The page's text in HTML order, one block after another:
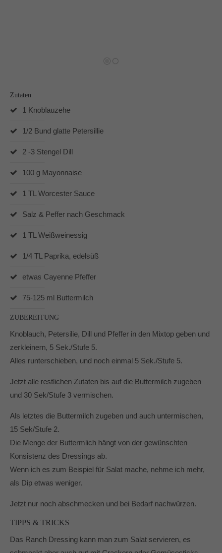
Ich koche und backe mit Leidenschaft.
Pampered Chef® und der Thermomix® TM6.
den Produkten von Pampered Chef.
Zutaten
1 Knoblauzehe
1/2 Bund glatte Petersillie
2 -3 Stengel Dill
100 g Mayonnaise
1 TL Worcester Sauce
Salz & Peffer nach Geschmack
1 TL Weißweinessig
1/4 TL Paprika, edelsüß
etwas Cayenne Pfeffer
75-125 ml Buttermilch
ZUBEREITUNG
Knoblauch, Petersilie, Dill und Pfeffer in den Mixtop geben und
zerkleinern, 5 Sek./Stufe 5.
Alles runterschieben, und noch einmal 5 Sek./Stufe 5.
Jetzt alle restlichen Zutaten bis auf die Buttermilch zugeben
und 30 Sek/Stufe 3 vermischen.
Als letztes die Buttermilch zugeben und auch untermischen,
15 Sek/Stufe 2.
Die Menge der Buttermlich hängt von der gewünschten
Konsistenz des Dressings ab.
Wenn ich es zum Beispiel für Salat mache, nehme ich mehr,
als Dip etwas weniger.
Jetzt nur noch abschmecken und bei Bedarf nachwürzen.
TIPPS & TRICKS
Das Ranch Dressing kann man zum Salat servieren, es